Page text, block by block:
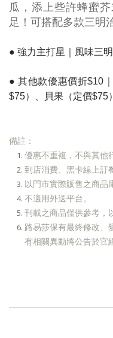
瓜，添上些許蜂蜜
足！ 可搭配多款三明
● 強力主打星｜風味三
● 其他款優惠價折$10
$75）、
貝果（定價$75）
備註：
優惠不重複，不與其他
到店消費、黑卡線上訂
以門市實際販售之商品
不適用外送平台。
刊載之商品僅供參考，
路易莎保有最終修改、
有相關異動將公告於官